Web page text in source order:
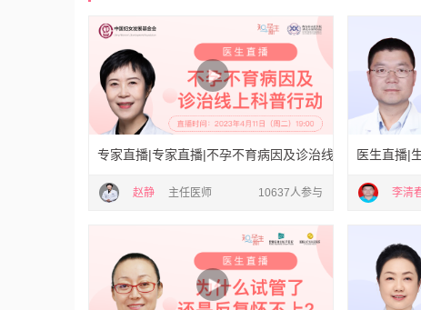
专家直播|专家直播|不孕不育病因及诊治线上科普行动
赵静 主任医师 10637人参与
医生直播|
李清